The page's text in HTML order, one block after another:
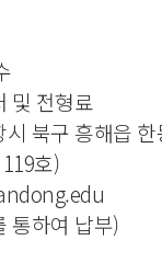
및 전형료
북구 흥해읍
호)
통하여 납부)